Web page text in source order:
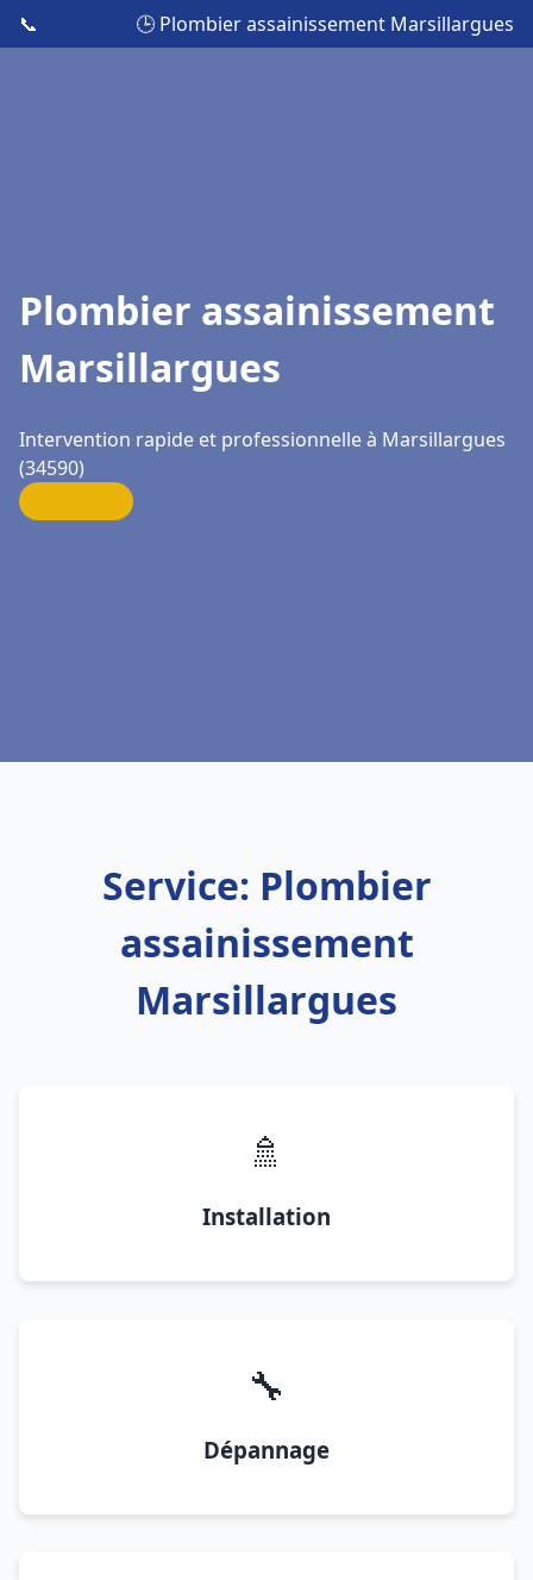
📞 🕒 Plombier assainissement Marsillargues
Plombier assainissement
Marsillargues
Intervention rapide et professionnelle à Marsillargues
(34590)
Service: Plombier
assainissement
Marsillargues
🚿
Installation
🔧
Dépannage